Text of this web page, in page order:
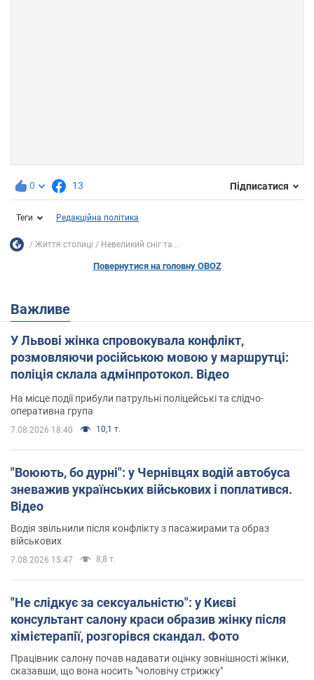
0 13 Підписатися
Теги Редакційна політика
Життя столиці Невеликий сніг та...
Повернутися на головну OBOZ
Важливе
У Львові жінка спровокувала конфлікт,
розмовляючи російською мовою у маршрутці:
поліція склала адмінпротокол. Відео
На місце події прибули патрульні поліцейські та слідчо-
оперативна група
7.08.2026 18:40 10,1 т.
"Воюють, бо дурні": у Чернівцях водій автобуса
зневажив українських військових і поплатився.
Відео
Водія звільнили після конфлікту з пасажирами та образ
військових
7.08.2026 15:47 8,8 т.
"Не слідкує за сексуальністю": у Києві
консультант салону краси образив жінку після
хімієтерапії, розгорівся скандал. Фото
Працівник салону почав надавати оцінку зовнішності жінки,
сказавши, що вона носить "чоловічу стрижку"